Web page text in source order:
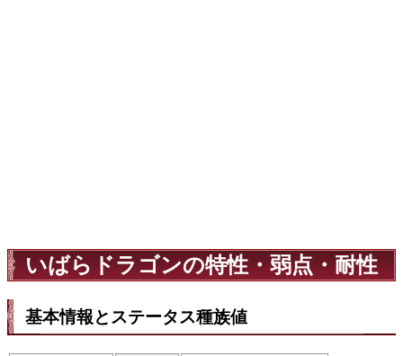
いばらドラゴンの特性・弱点・耐性
基本情報とステータス種族値